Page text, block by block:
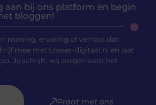
aan bij ons platform en begin
bloggen!
mening, ervaring of verhaal dat
mee met Losser-digitaal.nl en laat
Jij schrijft, wij zorgen voor het
Praat met ons